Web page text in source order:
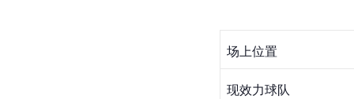
场上位置
现效力球队